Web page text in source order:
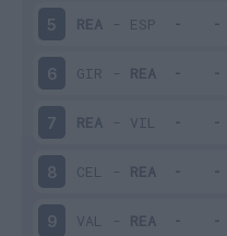
5 REA - ESP
6 GIR - REA
7 REA - VIL
8 CEL - REA
9 VAL - REA